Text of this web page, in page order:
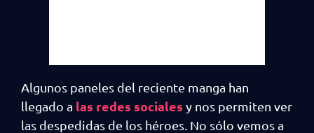
Algunos paneles del reciente manga han
llegado a las redes sociales y nos permiten ver
las despedidas de los héroes. No sólo vemos a